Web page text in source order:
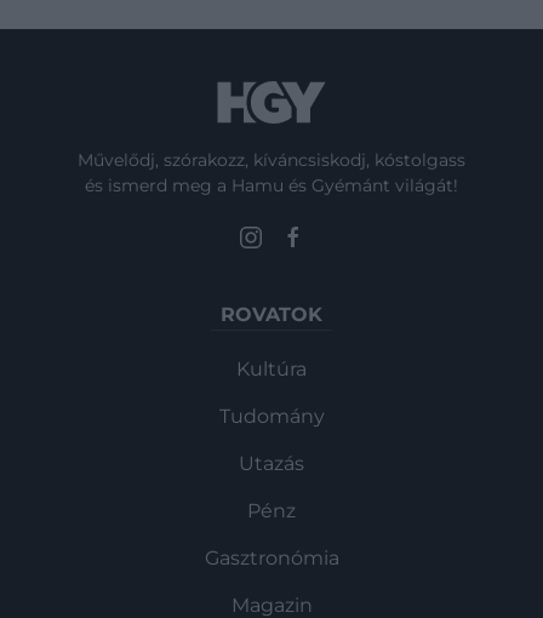
Művelődj, szórakozz, kíváncsiskodj, kóstolgass
és ismerd meg a Hamu és Gyémánt világát!
ROVATOK
Kultúra
Tudomány
Utazás
Pénz
Gasztronómia
Magazin